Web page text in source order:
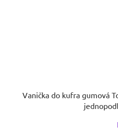
Vanička do kufra gumová